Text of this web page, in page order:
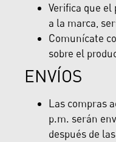
Verifica que el
a la marca,
Comunícate
sobre el
ENVÍOS
Las compras
p.m. serán
después de